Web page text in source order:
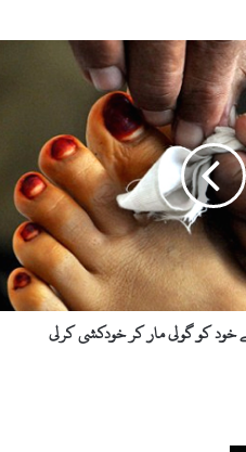
خود کو گولی مار کر خودکشی کرلی